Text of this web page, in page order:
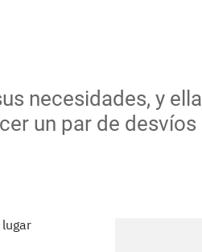
necesidades, y
un par de